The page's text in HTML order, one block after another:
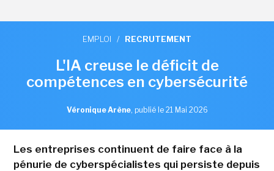
EMPLOI / RECRUTEMENT
L'IA creuse le déficit de
compétences en cybersécurité
Véronique Arène, publié le 21 Mai 2026
Les entreprises continuent de faire face à la
pénurie de cyberspécialistes qui persiste depuis